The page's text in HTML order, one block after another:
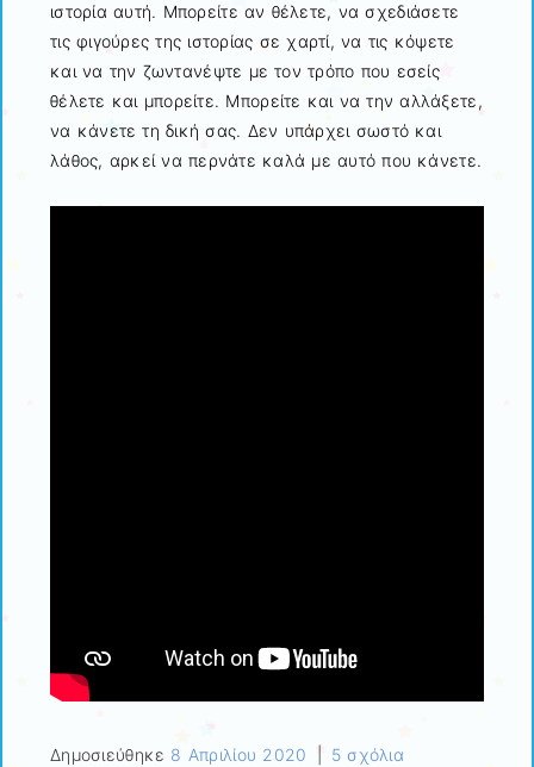
ιστορία αυτή. Μπορείτε αν θέλετε, να σχεδιάσετε
τις φιγούρες της ιστορίας σε χαρτί, να τις κόψετε
και να την ζωντανέψτε με τον τρόπο που εσείς
θέλετε και μπορείτε. Μπορείτε και να την αλλάξετε,
να κάνετε τη δική σας. Δεν υπάρχει σωστό και
λάθος, αρκεί να περνάτε καλά με αυτό που κάνετε.
Δημοσιεύθηκε 8 Απριλίου 2020 5 σχόλια